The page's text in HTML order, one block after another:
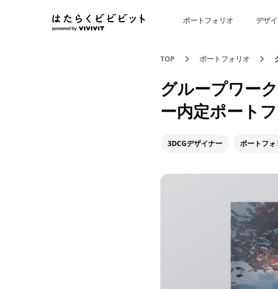
ポートフォリオ デザ
TOP ポートフォリオ
グループワー
ー内定ポート
3DCGデザイナー ポートフォ